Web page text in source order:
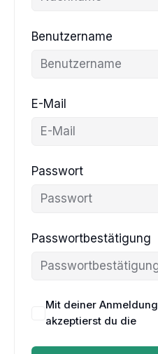
Benutzername
E-Mail
Passwort
Passwortbestätigung
Mit deiner Anmeldung
akzeptierst du die